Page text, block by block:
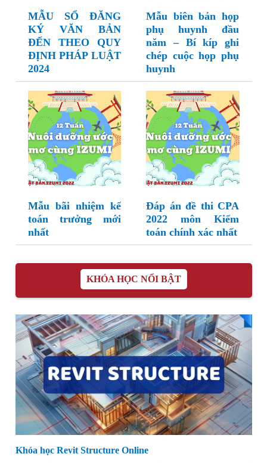
MẪU SỔ ĐĂNG
KÝ VĂN BẢN
ĐẾN THEO QUY
ĐỊNH PHÁP LUẬT
2024
Mẫu biên bản họp
phụ huynh đầu
năm – Bí kíp ghi
chép cuộc họp phụ
huynh
Mẫu bãi nhiệm kế
toán trưởng mới
nhất
Đáp án đề thi CPA
2022 môn Kiểm
toán chính xác nhất
KHÓA HỌC NỔI BẬT
Khóa học Revit Structure Online